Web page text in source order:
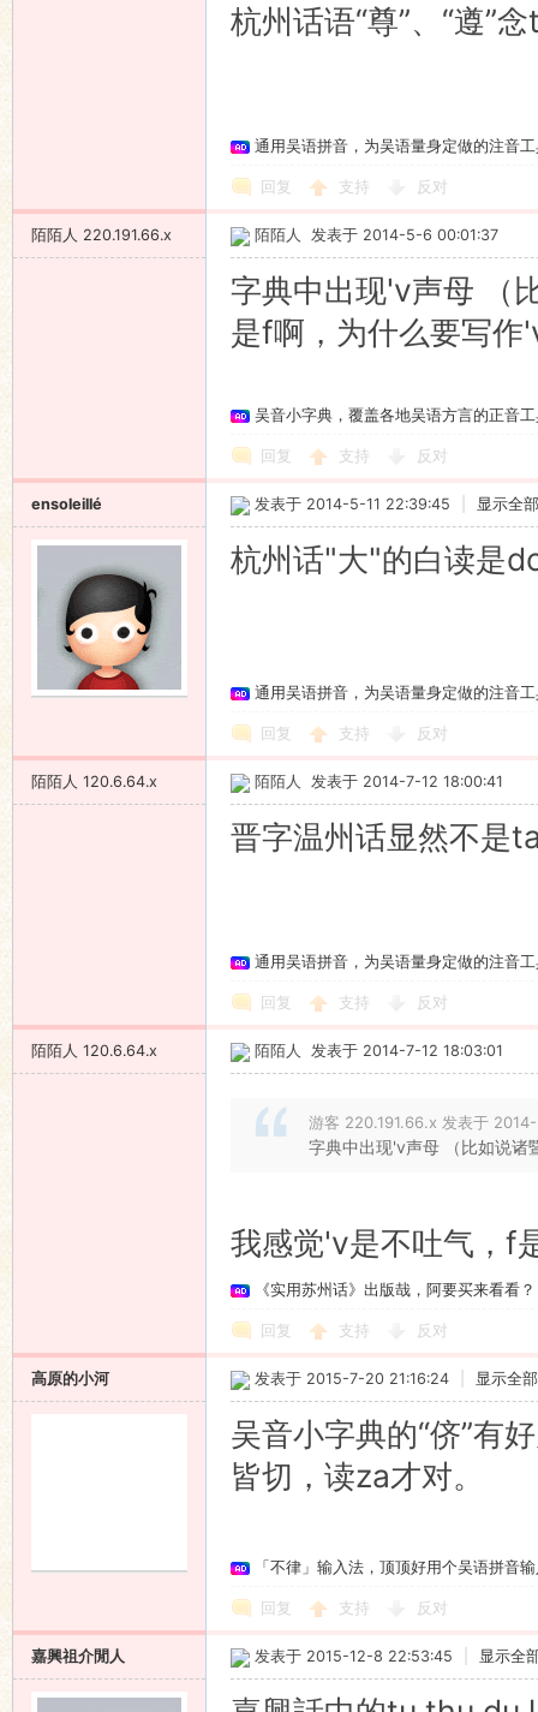
杭州话语“尊”、“遵”
通用吴语拼音，为吴语量身定做的注音
回复 支持 反对
陌陌人 220.191.66.x 陌陌人 发表于 2014-5-6 00:01:37
字典中出现'v声母 （
是f啊，为什么要写作
吴音小字典，覆盖各地吴语方言的正音
回复 支持 反对
ensoleillé 发表于 2014-5-11 22:39:45 显示全
杭州话"大"的白读是
通用吴语拼音，为吴语量身定做的注音
回复 支持 反对
陌陌人 120.6.64.x 陌陌人 发表于 2014-7-12 18:00:41
晋字温州话显然不是
通用吴语拼音，为吴语量身定做的注音
回复 支持 反对
陌陌人 120.6.64.x 陌陌人 发表于 2014-7-12 18:03:01
游客 220.191.66.x 发表于
字典中出现'v声母 （比如说诸
我感觉'v是不吐气，f
《实用苏州话》出版哉，阿要买来看看？
回复 支持 反对
高原的小河 发表于 2015-7-20 21:16:24 显示全
吴音小字典的“侪”有
皆切，读za才对。
「不律」输入法，顶顶好用个吴语拼音
回复 支持 反对
嘉興祖介閒人 发表于 2015-12-8 22:53:45 显示全